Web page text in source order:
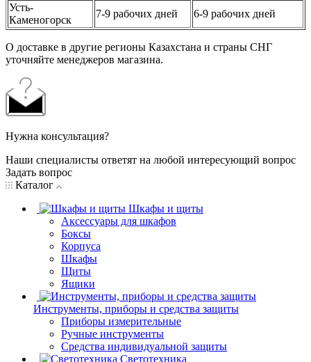
Усть-
Каменогорск
7-9 рабочих дней 6-9 рабочих дней
О доставке в другие регионы Казахстана и страны СНГ
уточняйте менеджеров магазина.
Нужна консультация?
Наши специалисты ответят на любой интересующий вопрос
Задать вопрос
Каталог
Шкафы и щиты
Аксессуары для шкафов
Боксы
Корпуса
Шкафы
Щиты
Ящики
Инструменты, приборы и средства защиты
Приборы измерительные
Ручные инструменты
Средства индивидуальной защиты
Светотехника